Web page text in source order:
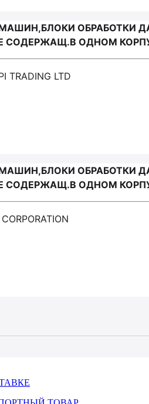
ОБРАБОТКИ
ОДНОМ
TRADING LTD
ОБРАБОТКИ
ОДНОМ